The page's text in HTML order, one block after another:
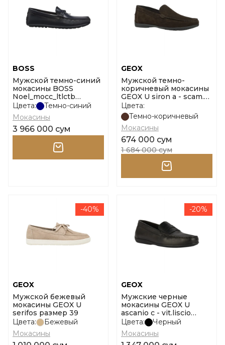
BOSS
Мужской темно-синий
мокасины BOSS
Noel_mocc_ltlctb
10277792 01 размер 43
Цвета:
Темно-синий
Мокасины
3 966 000 сум
GEOX
Мужской темно-
коричневый мокасины
GEOX U siron a - scam.
размер 39
Цвета:
Темно-коричневый
Мокасины
674 000 сум
1 684 000 сум
-40%
GEOX
Мужской бежевый
мокасины GEOX U
serifos размер 39
Цвета:
Бежевый
Мокасины
-20%
GEOX
Мужские черные
мокасины GEOX U
ascanio c - vit.liscio
размер 40
Цвета:
Черный
Мокасины